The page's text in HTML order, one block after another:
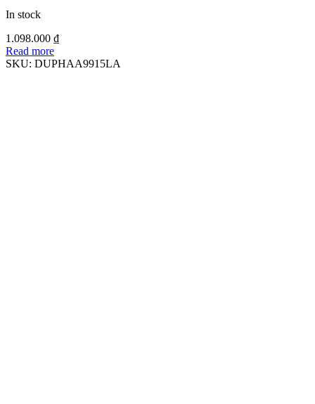
In stock
1.098.000 ₫
Read more
SKU: DUPHAA9915LA